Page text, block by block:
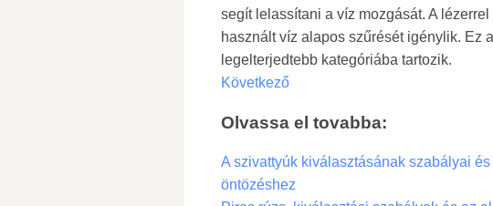
segít lelassítani a víz mozgását. A
használt víz alapos szűrését igénylik. Ez
legelterjedtebb kategóriába tartozik.
Következő
Olvassa el tovabba:
A szivattyúk kiválasztásának szabályai
öntözéshez